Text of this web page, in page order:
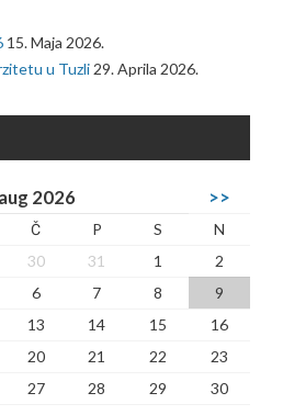
15. Maja 2026.
u Tuzli 29. Aprila 2026.
aug 2026 >>
Č P S
N
30 31 1
2
6 7 8
9
13 14 15
16
20 21 22
23
27 28 29
30